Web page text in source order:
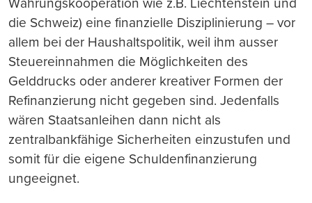
die Schweiz) eine finanzielle Disziplinierung – vor
allem bei der Haushaltspolitik, weil ihm ausser
Steuereinnahmen die Möglichkeiten des
Gelddrucks oder anderer kreativer Formen der
Refinanzierung nicht gegeben sind. Jedenfalls
wären Staatsanleihen dann nicht als
zentralbankfähige Sicherheiten einzustufen und
somit für die eigene Schuldenfinanzierung
ungeeignet.